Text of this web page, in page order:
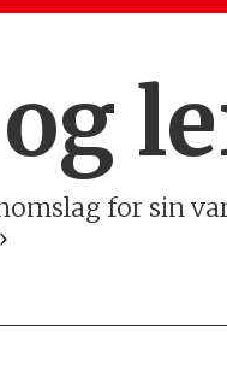
for sin